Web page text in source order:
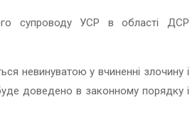
супроводу УСР в області ДСР
невинуватою у вчиненні злочину і
доведено в законному порядку і